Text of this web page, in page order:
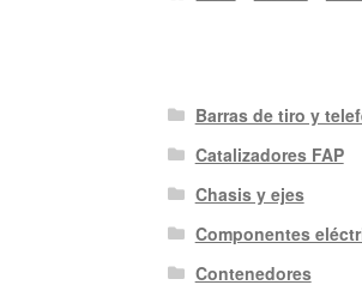
Barras de tiro y
Catalizadores FAP
Chasis y ejes
Componentes
Contenedores